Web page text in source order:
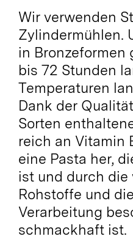
Wir verwenden
Zylindermühlen.
in Bronzeformen
bis 72 Stunden
Temperaturen
Dank der
Sorten
reich an Vitamin
eine Pasta her,
ist und durch die
Rohstoffe und
Verarbeitung
schmackhaft ist.